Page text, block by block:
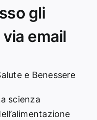
gli
email
e Benessere
scienza